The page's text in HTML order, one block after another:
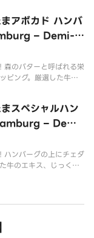
個。ご飯とボリューム
アボカド ハンバ
– Demi-gl
】
森のバターと呼ばれる栄
ピング。厳選した牛の
玉子との相性抜群◎ハ
スペシャルハン
– Demi-
】
ハンバーグの上にチェダ
牛のエキス、じっくり